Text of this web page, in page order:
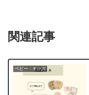
関連記事
ベビー・キッズ